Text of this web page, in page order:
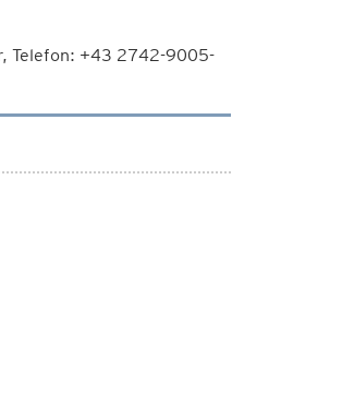
Telefon: +43 2742-9005-